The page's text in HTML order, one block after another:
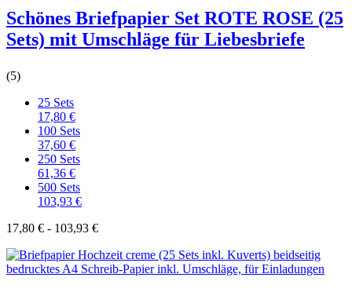
Schönes Briefpapier Set ROTE ROSE (25
Sets) mit Umschläge für Liebesbriefe
(5)
25 Sets
17,80 €
100 Sets
37,60 €
250 Sets
61,36 €
500 Sets
103,93 €
17,80 € - 103,93 €